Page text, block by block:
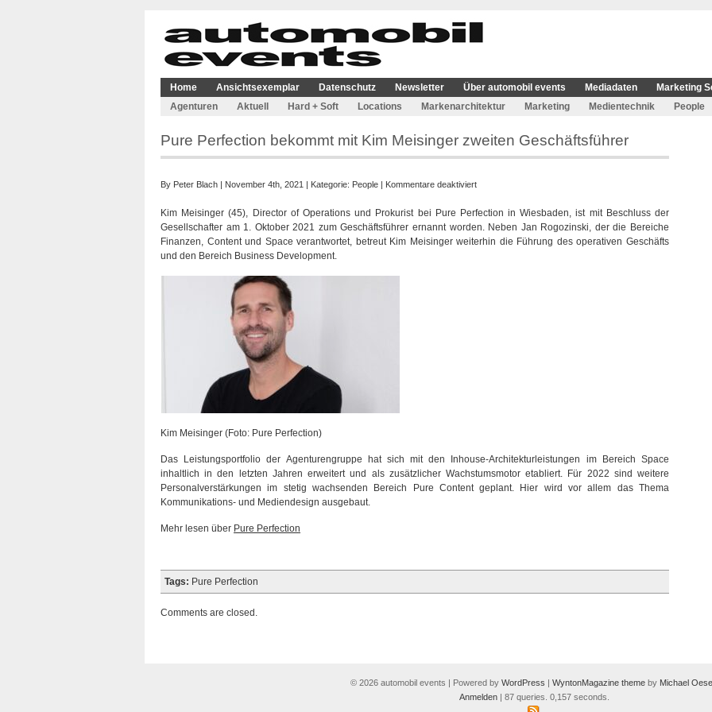
Home Ansichtsexemplar Datenschutz Newsletter Über automobil events Mediadaten
Marketing
Agenturen
Aktuell Hard + Soft Locations Markenarchitektur Marketing Medientechnik People
Pure Perfection bekommt mit Kim Meisinger zweiten Geschäftsführer
By Peter Blach | November 4th, 2021 | Kategorie: People | Kommentare deaktiviertfür
Perfection
bekommt
mit
Kim Meisinger (45), Director of Operations und Prokurist bei Pure Perfection in Wiesbaden, ist mit Beschluss der
Gesellschafter am 1. Oktober 2021 zum Geschäftsführer ernannt worden. Neben Jan Rogozinski, der die Bereiche
Finanzen, Content und Space verantwortet, betreut Kim Meisinger weiterhin die Führung des operativen Geschäfts
und den Bereich Business Development.
Kim Meisinger (Foto: Pure Perfection)
Das Leistungsportfolio der Agenturengruppe hat sich mit den Inhouse-Architekturleistungen im Bereich Space
inhaltlich in den letzten Jahren erweitert und als zusätzlicher Wachstumsmotor etabliert. Für 2022 sind weitere
Personalverstärkungen im stetig wachsenden Bereich Pure Content geplant. Hier wird vor allem das Thema
Kommunikations- und Mediendesign ausgebaut.
Mehr lesen über Pure Perfection
Tags: Pure Perfection
Comments are closed.
© 2026 automobil events | Powered by WordPress | WyntonMagazine theme by Michael
Anmelden| 87 queries. 0,157 seconds.